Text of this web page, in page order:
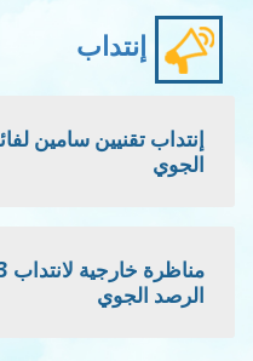
إنتداب
إنتداب تقنيين سامين
الجوي
الرصد الجوي